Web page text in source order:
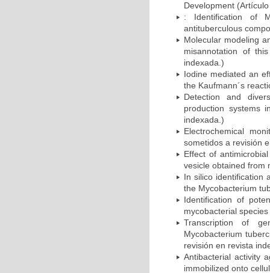
Development
: Identification of
antituberculous
Molecular modeling
misannotation of
indexada.)
Iodine mediated an
the Kaufmann´s
Detection and
production systems
indexada.)
Electrochemical
sometidos a revisión
Effect of
vesicle obtained from
In silico identification
the Mycobacterium
Identification of
mycobacterial
Transcription of
Mycobacterium
revisión en revista
Antibacterial activity
immobilized onto